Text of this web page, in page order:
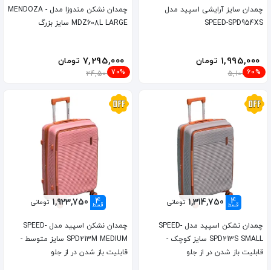
چمدان سایز آرایشی اسپید مدل
SPEED-SPD954XS
1,995,000 تومان
5,100,000
60%
چمدان نشکن مندوزا مدل MENDOZA -
MDZ608L LARGE سایز بزرگ
7,295,000 تومان
24,500,000
70%
4
قسط 1,314,750 تومانی
چمدان نشکن اسپید مدل SPEED-
SPD213S SMALL سایز کوچک -
قابلیت باز شدن در از جلو
4
قسط 1,923,750 تومانی
چمدان نشکن اسپید مدل SPEED-
SPD213M MEDIUM سایز متوسط -
قابلیت باز شدن در از جلو